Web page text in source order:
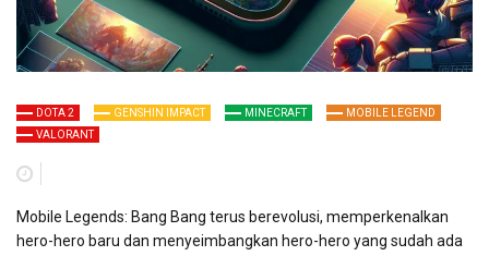
DOTA 2 GENSHIN IMPACT MINECRAFT
MOBILE LEGEND
VALORANT
Mobile Legends: Bang Bang terus berevolusi, memperkenalkan
hero-hero baru dan menyeimbangkan hero-hero yang sudah ada